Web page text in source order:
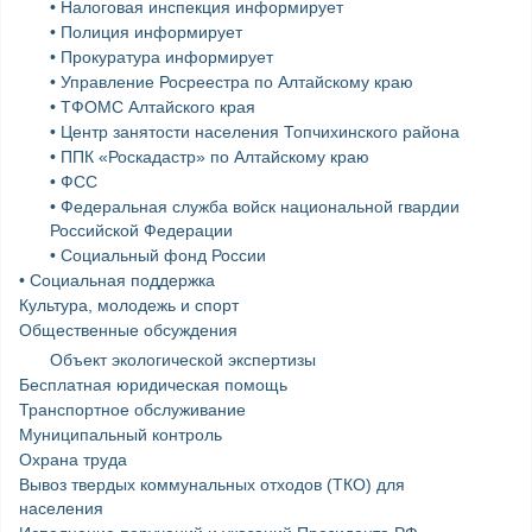
• Налоговая инспекция информирует
• Полиция информирует
• Прокуратура информирует
• Управление Росреестра по Алтайскому краю
• ТФОМС Алтайского края
• Центр занятости населения Топчихинского района
• ППК «Роскадастр» по Алтайскому краю
• ФСС
• Федеральная служба войск национальной гвардии
Российской Федерации
• Социальный фонд России
• Социальная поддержка
Культура, молодежь и спорт
Общественные обсуждения
Объект экологической экспертизы
Бесплатная юридическая помощь
Транспортное обслуживание
Муниципальный контроль
Охрана труда
Вывоз твердых коммунальных отходов (ТКО) для
населения